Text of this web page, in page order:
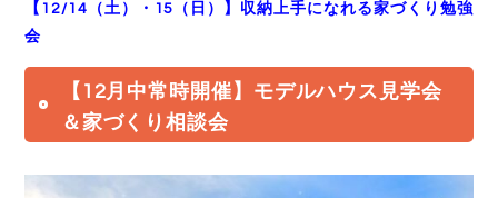
【12/14（土）・15（日）】収納上手になれる家づくり勉強
会
【12月中常時開催】モデルハウス見学会
＆家づくり相談会